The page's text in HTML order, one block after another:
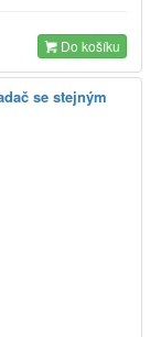
Do košíku
se stejným